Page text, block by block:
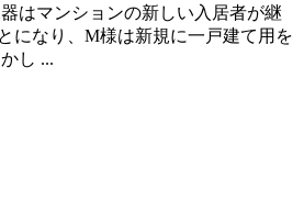
はマンションの新しい入居者が継
になり、M様は新規に一戸建て用を
し ...